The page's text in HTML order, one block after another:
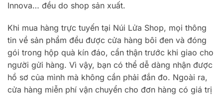
Innova… đều do shop sản xuất.
Khi mua hàng trực tuyến tại Núi Lửa Shop, mọi thông
tin về sản phẩm đều được cửa hàng bôi đen và đóng
gói trong hộp quà kín đáo, cẩn thận trước khi giao cho
người gửi hàng. Vì vậy, bạn có thể dễ dàng nhận được
hồ sơ của mình mà không cần phải đắn đo. Ngoài ra,
cửa hàng miễn phí vận chuyển cho đơn hàng có giá trị